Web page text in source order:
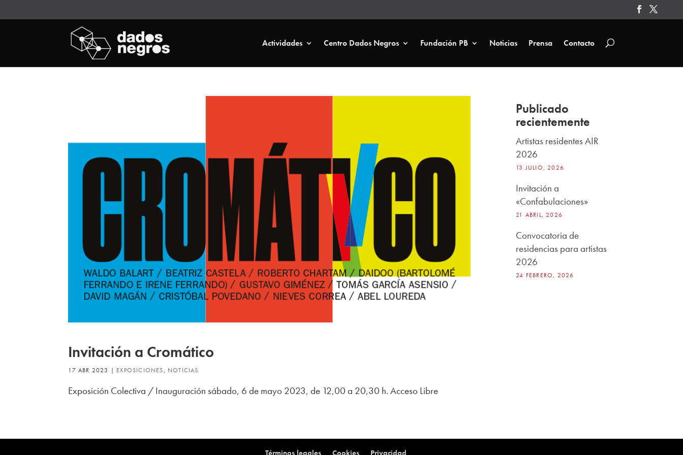
Actividades Centro Dados Negros Fundación PB Noticias Prensa Contacto
Invitación a Cromático
17 ABR 2023 | EXPOSICIONES, NOTICIAS
Exposición Colectiva / Inauguración sábado, 6 de mayo 2023, de 12,00 a 20,30 h. Acceso Libre
Publicado
recientemente
Artistas residentes AIR
2026
13 JULIO, 2026
Invitación a
«Confabulaciones»
21 ABRIL, 2026
Convocatoria de
residencias para artistas
2026
24 FEBRERO, 2026